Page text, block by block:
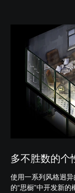
多不胜数的个
使用一系列风格迥
的“思橱”中开发新的